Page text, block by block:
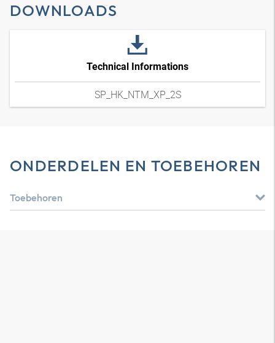
DOWNLOADS
Technical Informations
SP_HK_NTM_XP_2S
ONDERDELEN EN TOEBEHOREN
Toebehoren